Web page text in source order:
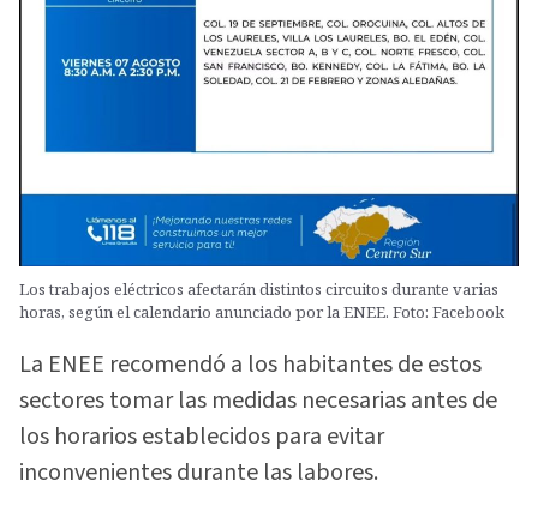
Los trabajos eléctricos afectarán distintos circuitos durante varias
horas, según el calendario anunciado por la ENEE. Foto: Facebook
La ENEE recomendó a los habitantes de estos
sectores tomar las medidas necesarias antes de
los horarios establecidos para evitar
inconvenientes durante las labores.